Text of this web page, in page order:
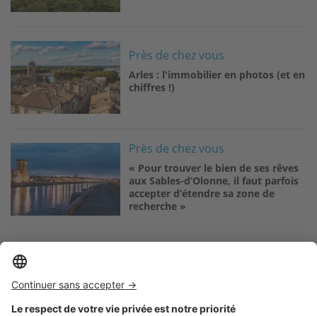
Image
Près de chez vous
Arles : l'immobilier en photos (et en
chiffres !)
Image Près de chez vous
« Pour trouver le bien de ses rêves
aux Sables-d’Olonne, il faut parfois
accepter d’étendre sa zone de
recherche »
Logic-Immo c’est aussi …